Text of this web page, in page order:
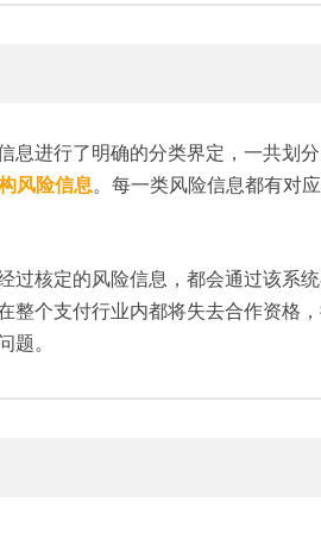
息进行了明确的分类界定，一共划
风险信息。每一类风险信息都有对
过核定的风险信息，都会通过该系
整个支付行业内都将失去合作资格
题。